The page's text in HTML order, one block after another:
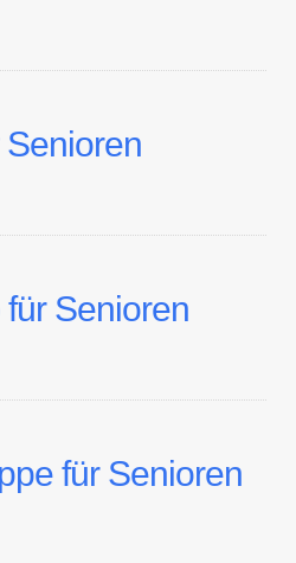
Senioren
für Senioren